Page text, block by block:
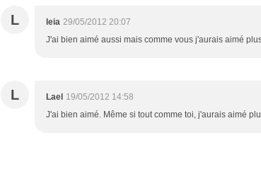
L leia 29/05/2012 20:07
J'ai bien aimé aussi mais comme vous j'aurais aimé
L Lael 19/05/2012 14:58
J'ai bien aimé. Même si tout comme toi, j'aurais aimé